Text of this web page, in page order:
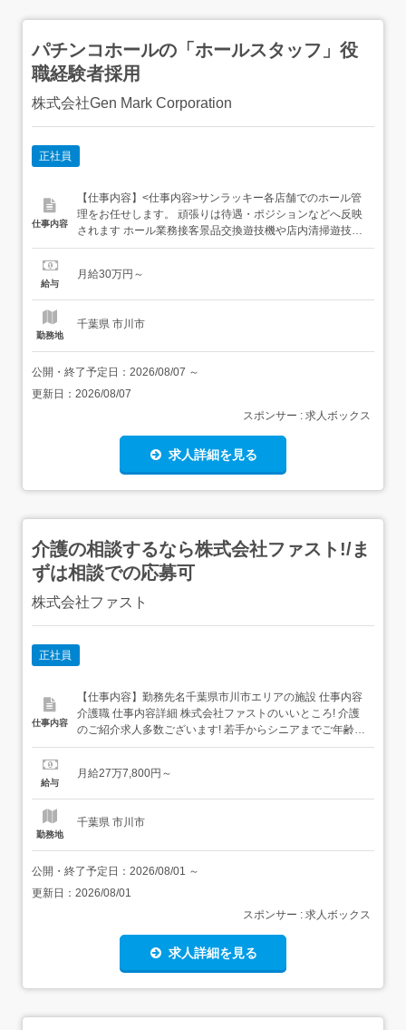
パチンコホールの「ホールスタッフ」役
職経験者採用
株式会社Gen Mark Corporation
正社員
仕事内容
【仕事内容】<仕事内容>サンラッキー各店舗でのホール管
理をお任せします。 頑張りは待遇・ポジションなどへ反映
されます ホール業務接客景品交換遊技機や店内清掃遊技台
の簡単なトラブル対応 一通りホール業務ができるようにな
のデザインイベントなど集客施策の立案実施<雇入れ直後>
給与
月給30万円～
勤務地
千葉県 市川市
公開・終了予定日： 2026/08/07 ～
更新日： 2026/08/07
スポンサー : 求人ボックス
求人詳細を見る
介護の相談するなら株式会社ファスト!/ま
ずは相談での応募可
株式会社ファスト
正社員
仕事内容
【仕事内容】勤務先名千葉県市川市エリアの施設 仕事内容
介護職 仕事内容詳細 株式会社ファストのいいところ! 介護
のご紹介求人多数ございます! 若手からシニアまでご年齢不
問でご相談可能です! 給与や待遇、施設の特徴含めてご相談
ックで働きたい等の具体的な相談も可能 まずはご相談して
給与
月給27万7,800円～
勤務地
千葉県 市川市
公開・終了予定日： 2026/08/01 ～
更新日： 2026/08/01
スポンサー : 求人ボックス
求人詳細を見る